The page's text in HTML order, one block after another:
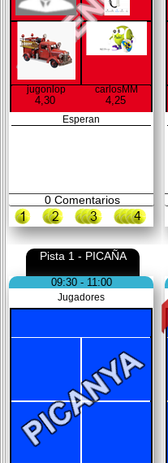
jugonlop
4,30
carlosMM
4,25
Esperan
0Comentarios
Pista 1 - PICAÑA
09:30 - 11:00
Jugadores